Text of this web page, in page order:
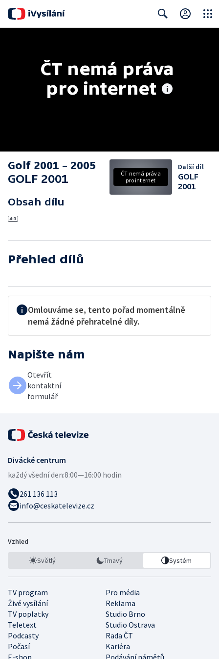
ČT nemá práva
pro internet
Golf 2001 – 2005
GOLF 2001
Obsah dílu
ČT nemá práva
pro internet
Další díl
GOLF
2001
Přehled dílů
Omlouváme se, tento pořad momentálně
nemá žádné přehratelné díly.
Napište nám
Otevřít
kontaktní
formulář
Divácké centrum
každý všední den:8:00—16:00 hodin
261 136 113
info@ceskatelevize.cz
Vzhled
Světlý Tmavý Systém
TV program
Pro média
Živé vysílání
Reklama
TV poplatky
Studio Brno
Teletext
Studio Ostrava
Podcasty
Rada ČT
Počasí
Kariéra
E-shop
Podávání námětů